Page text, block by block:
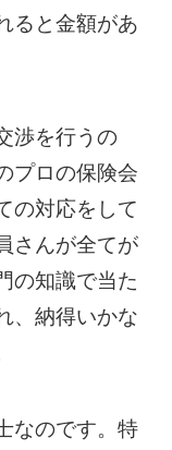
ると金額があ
渉を行うの
プロの保険会
の対応をして
さんが全てが
の知識で当た
、納得いかな
なのです。特